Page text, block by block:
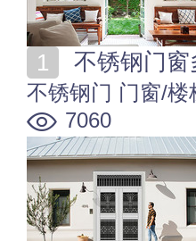
不锈钢门
不锈钢门 门窗/楼
7060